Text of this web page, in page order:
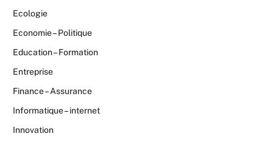
Ecologie
Economie – Politique
Education – Formation
Entreprise
Finance – Assurance
Informatique – internet
Innovation